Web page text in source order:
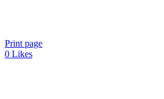
Print page
0 Likes